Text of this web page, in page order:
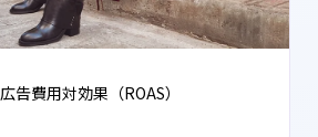
広告費用対効果（ROAS）